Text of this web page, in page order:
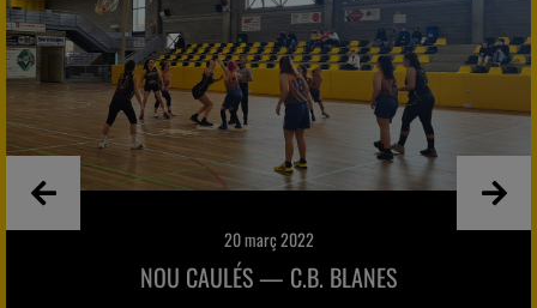
20 març 2022
NOU CAULÉS — C.B. BLANES